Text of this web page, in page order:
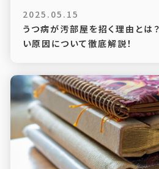
2025.05.15
うつ病が汚部屋を招く理由とは
い原因について徹底解説！